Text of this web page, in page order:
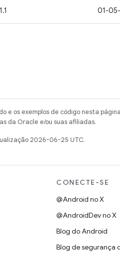
1.1 01-
e os exemplos de código nesta
da Oracle e/ou suas afiliadas.
2026-06-25 UTC.
CONECTE-SE
@Android no X
@AndroidDev no X
Blog do Android
Blog de segurança